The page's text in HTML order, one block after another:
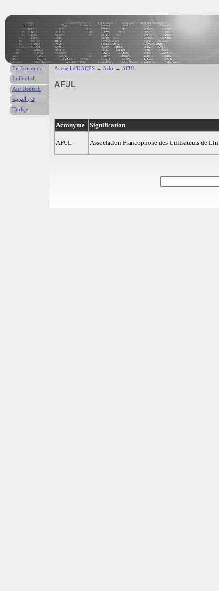
Accueil d'HADÈS → Ackr → AFUL
AFUL
Acronyme Signification
AFUL Association Francophone des Utilisateurs de
En Esperanto
In English
Auf Deutsch
في العربية
Türkçe